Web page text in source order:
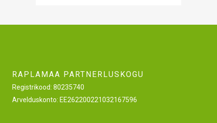
RAPLAMAA PARTNERLUSKOGU
Registrikood: 80235740
Arvelduskonto: EE262200221032167596